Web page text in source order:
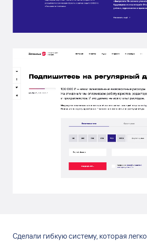
Сделали гибкую систему, которая легко